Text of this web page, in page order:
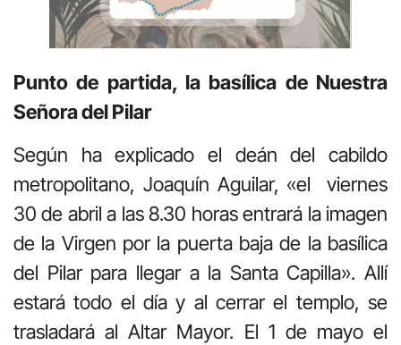
Punto de partida, la basílica de Nuestra
Señora del Pilar
Según ha explicado el deán del cabildo
metropolitano, Joaquín Aguilar, «el viernes
30 de abril a las 8.30 horas entrará la imagen
de la Virgen por la puerta baja de la basílica
del Pilar para llegar a la Santa Capilla». Allí
estará todo el día y al cerrar el templo, se
trasladará al Altar Mayor. El 1 de mayo el